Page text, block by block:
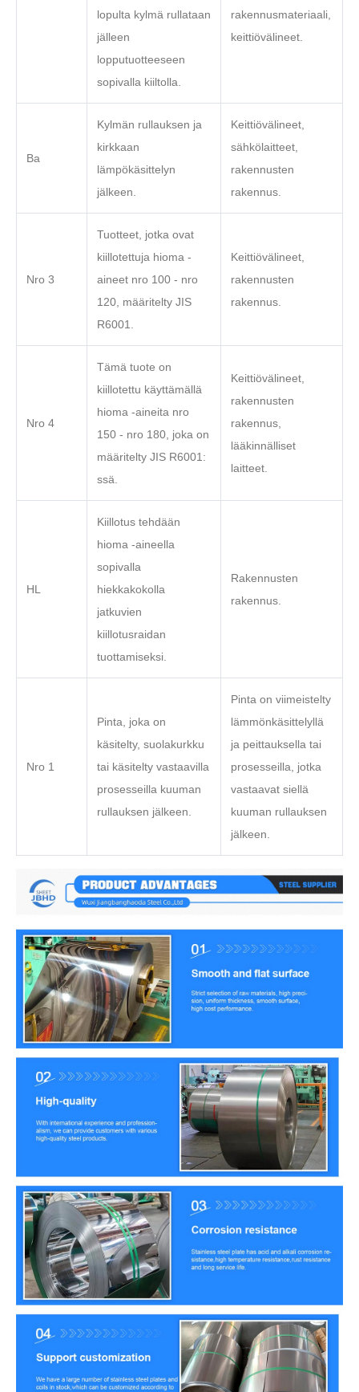
lopulta kylmä rullataan
jälleen
lopputuotteeseen
sopivalla kiiltolla.
rakennusmateriaali,
keittiövälineet.
Ba
Kylmän rullauksen ja
kirkkaan
lämpökäsittelyn
jälkeen.
Keittiövälineet,
sähkölaitteet,
rakennusten
rakennus.
Nro 3
Tuotteet, jotka ovat
kiillotettuja hioma -
aineet nro 100 - nro
120, määritelty JIS
R6001.
Keittiövälineet,
rakennusten
rakennus.
Nro 4
Tämä tuote on
kiillotettu käyttämällä
hioma -aineita nro
150 - nro 180, joka on
määritelty JIS R6001:
ssä.
Keittiövälineet,
rakennusten
rakennus,
lääkinnälliset
laitteet.
HL
Kiillotus tehdään
hioma -aineella
sopivalla
hiekkakokolla
jatkuvien
kiillotusraidan
tuottamiseksi.
Rakennusten
rakennus.
Nro 1
Pinta, joka on
käsitelty, suolakurkku
tai käsitelty vastaavilla
prosesseilla kuuman
rullauksen jälkeen.
Pinta on viimeistelty
lämmönkäsittelyllä
ja peittauksella tai
prosesseilla, jotka
vastaavat siellä
kuuman rullauksen
jälkeen.